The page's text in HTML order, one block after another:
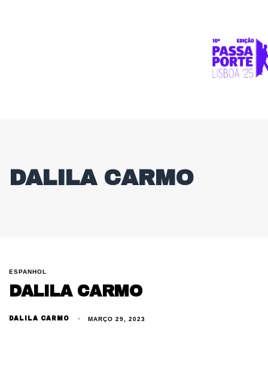
DALILA CARMO
ESPANHOL
DALILA CARMO
DALILA CARMO MARÇO 29, 2023